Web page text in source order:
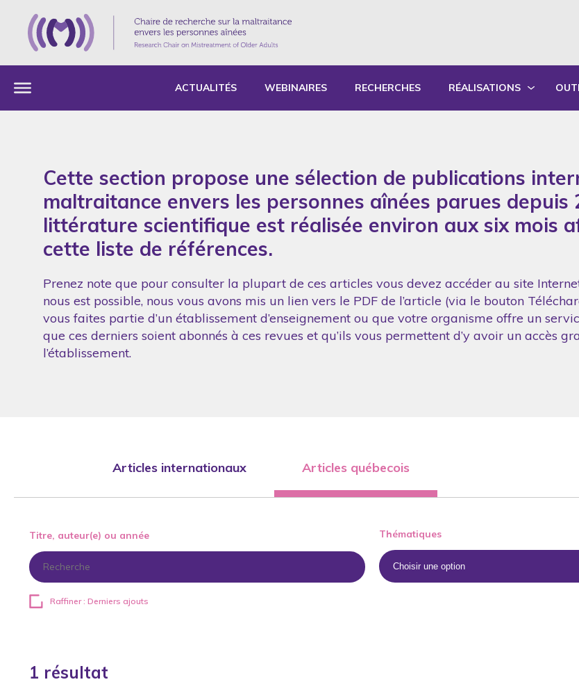
ACTUALITÉS WEBINAIRES RECHERCHES RÉALISATIONS
SYNTHÈSE DES
Cette section propose une sélection de publications
maltraitance envers les personnes aînées parues depuis
littérature scientifique est réalisée environ aux six mois
cette liste de références.
Prenez note que pour consulter la plupart de ces articles vous devez accéder au site
nous est possible, nous vous avons mis un lien vers le PDF de l’article (via le bouton
vous faites partie d’un établissement d’enseignement ou que votre organisme offre un
que ces derniers soient abonnés à ces revues et qu’ils vous permettent d’y avoir un accès
l’établissement.
Articles internationaux Articles québecois
Titre, auteur(e) ou année Thématiques
Raffiner : Derniers ajouts
1 résultat